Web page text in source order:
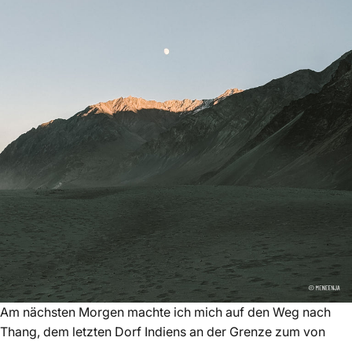
Am nächsten Morgen machte ich mich auf den Weg nach
Thang, dem letzten Dorf Indiens an der Grenze zum von